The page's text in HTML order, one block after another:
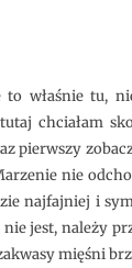
właśnie tu,
chciałam
pierwszy
nie
najfajniej i
jest, należy
mięśni